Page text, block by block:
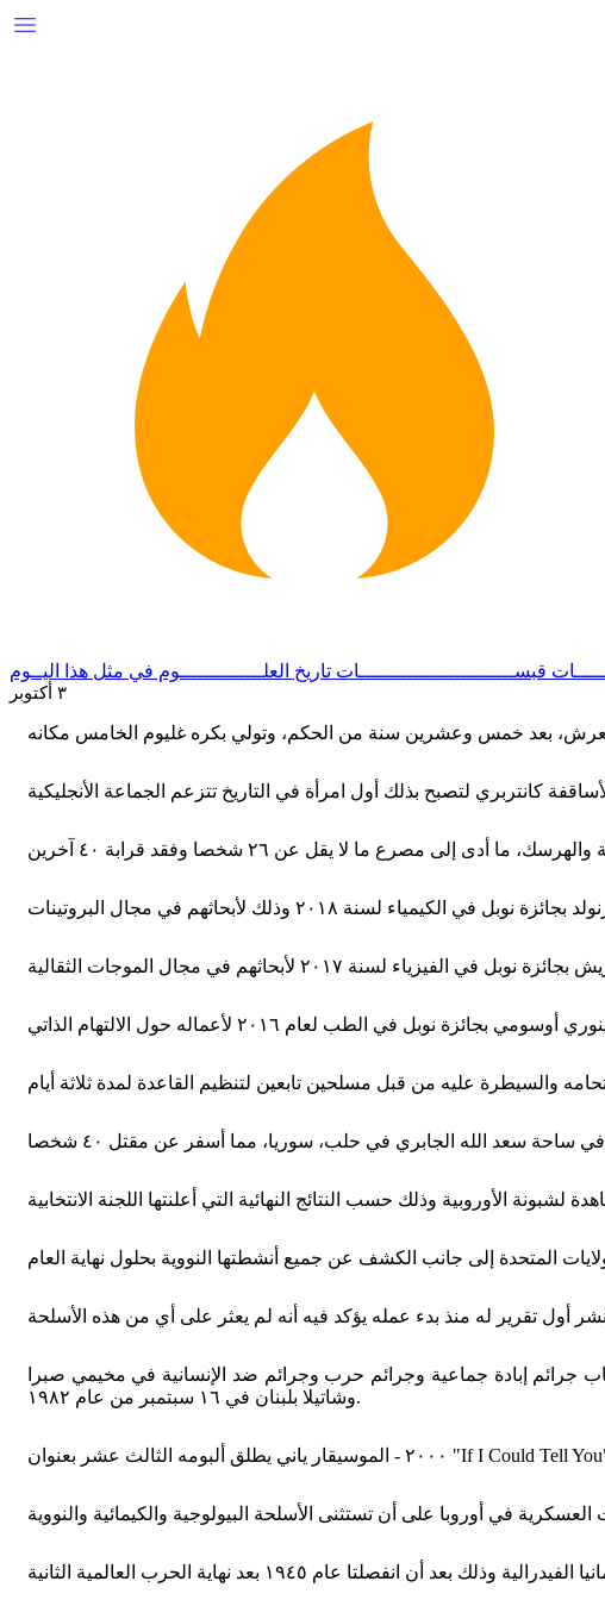
قبســــــــــــــــــــــــــات تاريخ العلــــــــــــــوم في مثل هذا اليــوم
٣ أكتوبر
جرائم إبادة جماعية وجرائم حرب وجرائم ضد الإنسانية في مخيمي صبرا
وشاتيلا بلبنان في ١٦ سبتمبر من عام ١٩٨٢.